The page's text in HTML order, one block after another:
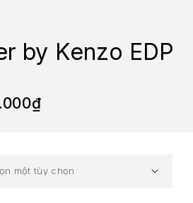
by Kenzo EDP
₫